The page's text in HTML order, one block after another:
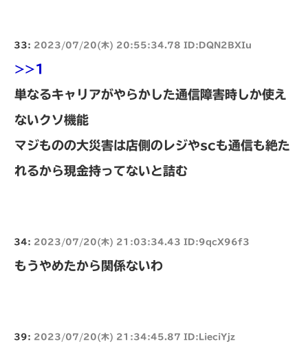
33: 2023/07/20(木) 20:55:34.78 ID:DQN2BXIu
>>1
単なるキャリアがやらかした通信障害時しか使え
ないクソ機能
マジものの大災害は店側のレジやscも通信も絶た
れるから現金持ってないと詰む
34: 2023/07/20(木) 21:03:34.43 ID:9qcX96f3
もうやめたから関係ないわ
39: 2023/07/20(木) 21:34:45.87 ID:LieciYjz